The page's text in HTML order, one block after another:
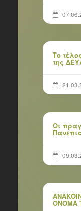
Το
της
Οι
ΟΝΟΜΑ